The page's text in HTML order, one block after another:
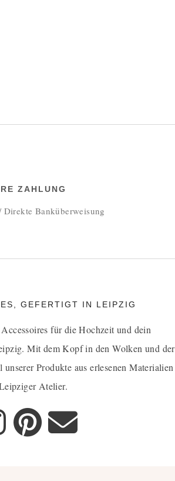
ZAHLUNG
Direkte Banküberweisung
GEFERTIGT IN LEIPZIG
für die Hochzeit und dein
. Mit dem Kopf in den Wolken und der
Produkte aus erlesenen Materialien
Atelier.